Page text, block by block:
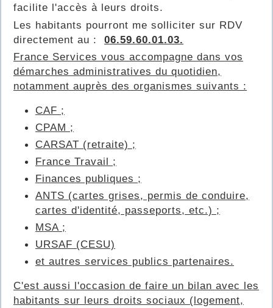
facilite l'accès à leurs droits.
Les habitants pourront me solliciter sur RDV
directement au : 06.59.60.01.03.
France Services vous accompagne dans vos
démarches administratives du quotidien,
notamment auprès des organismes suivants :
CAF ;
CPAM ;
CARSAT (retraite) ;
France Travail ;
Finances publiques ;
ANTS (cartes grises, permis de conduire,
cartes d'identité, passeports, etc.) ;
MSA ;
URSAF (CESU)
et autres services publics partenaires.
C'est aussi l'occasion de faire un bilan avec les
habitants sur leurs droits sociaux (logement,